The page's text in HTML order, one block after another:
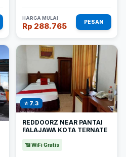
HARGA MULAI
Rp 288.765 PESAN
⭐ 7.3
REDDOORZ NEAR PANTAI
FALAJAWA KOTA TERNATE
📶 WiFi Gratis